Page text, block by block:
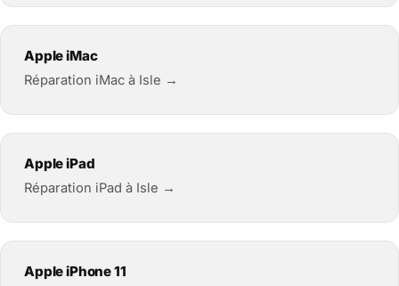
Apple iMac
Réparation iMac à Isle →
Apple iPad
Réparation iPad à Isle →
Apple iPhone 11